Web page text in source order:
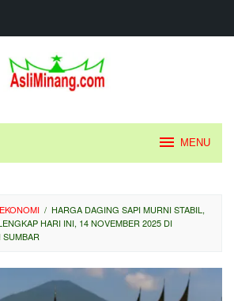
MENU
EKONOMI / HARGA DAGING SAPI MURNI STABIL,
HARI INI, 14 NOVEMBER 2025 DI
SUMBAR